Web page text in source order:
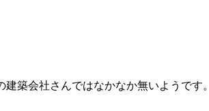
築会社さんではなかなか無いようです。